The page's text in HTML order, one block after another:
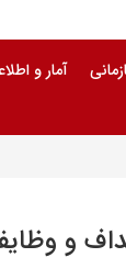
آمار و
و